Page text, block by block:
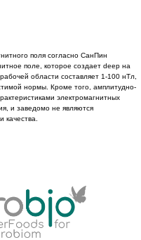
поля согласно СанПин
поле, которое создает deep на
области составляет 1-100 нТл,
нормы. Кроме того, амплитудно-
электромагнитных
и заведомо не являются